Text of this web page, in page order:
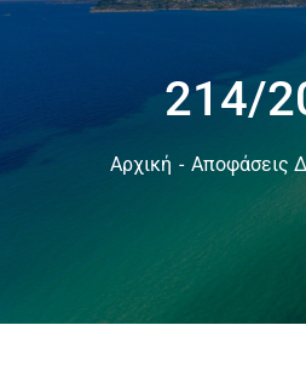
214/
Αρχική Αποφάσεις